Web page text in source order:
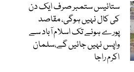
ستائیس ستمبر صرف ایک دن
کی کال نہیں ہوگی، مقاصد
پورے ہونے تک اسلام آباد سے
واپس نہیں جائیں گے،سلمان
اکرم راجا